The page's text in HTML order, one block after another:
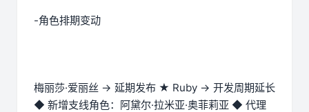
-角色排期变动
梅丽莎·爱丽丝 → 延期发布 ★ Ruby → 开发周期延长
◆ 新增支线角色：阿黛尔·拉米亚·奥菲莉亚 ◆ 代理